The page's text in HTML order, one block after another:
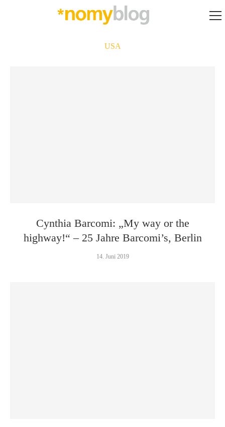
USA
Cynthia Barcomi: „My way or the
highway!“ – 25 Jahre Barcomi’s, Berlin
14. Juni 2019